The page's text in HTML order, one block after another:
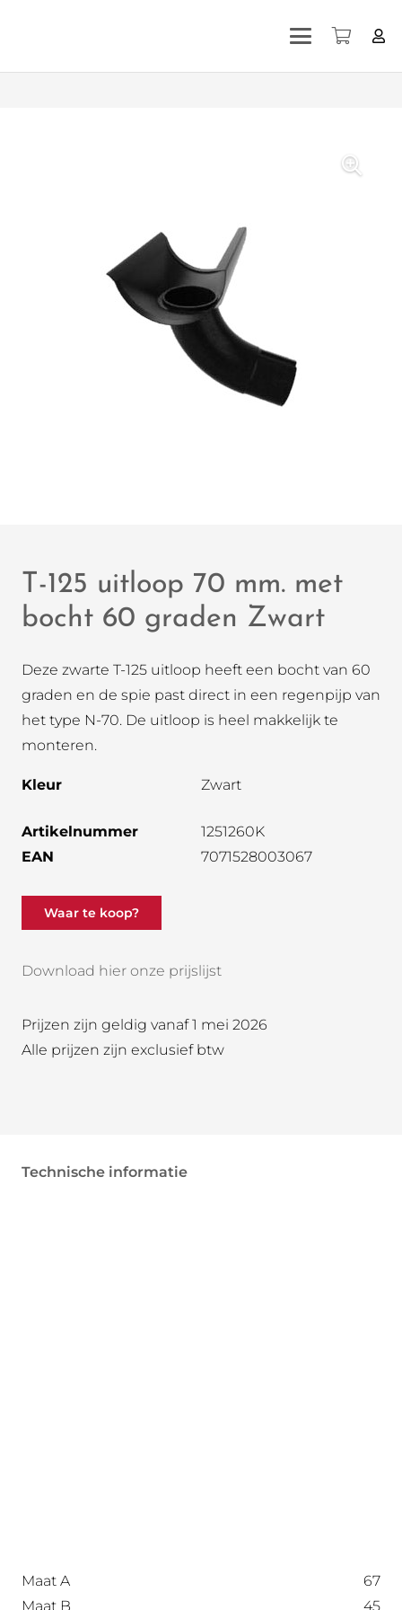
T-125 uitloop 70 mm. met
bocht 60 graden Zwart
Deze zwarte T-125 uitloop heeft een bocht van 60
graden en de spie past direct in een regenpijp van
het type N-70. De uitloop is heel makkelijk te
monteren.
Kleur Zwart
Artikelnummer
1251260K
EAN
7071528003067
Waar te koop?
Download hier onze prijslijst
Prijzen zijn geldig vanaf 1 mei 2026
Alle prijzen zijn exclusief btw
Technische informatie
Maat A
67
Maat B
45